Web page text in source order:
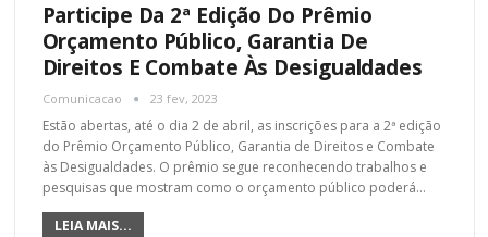
Participe Da 2ª Edição Do Prêmio
Orçamento Público, Garantia De
Direitos E Combate Às Desigualdades
Comunicacao 23 fev, 2023
Estão abertas, até o dia 2 de abril, as inscrições para a 2ª edição
do Prêmio Orçamento Público, Garantia de Direitos e Combate
às Desigualdades. O prêmio segue reconhecendo trabalhos e
pesquisas que mostram como o orçamento público poderá…
LEIA MAIS...